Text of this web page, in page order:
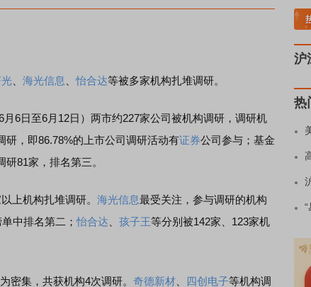
海光信息 、怡合达等被多家机构扎堆调研。
6日至6月12日）两市约227家公司被机构调研，调研机
研，即86.78%的上市公司调研活动有证券公司参与；基金
81家，排名第三。
机构扎堆调研。 海光信息最受关注，参与调研的机构
中排名第二；怡合达 孩子王等分别被142家、123家机
密集，共获机构4次调研。 奇德新材 四创电子等机构调
重要
沪
热